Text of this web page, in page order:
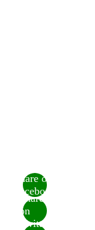
Share on
Facebook
Share
on
Twitter